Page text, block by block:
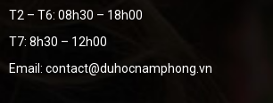
T2 – T6: 08h30 – 18h00
T7: 8h30 – 12h00
Email: contact@duhocnamphong.vn